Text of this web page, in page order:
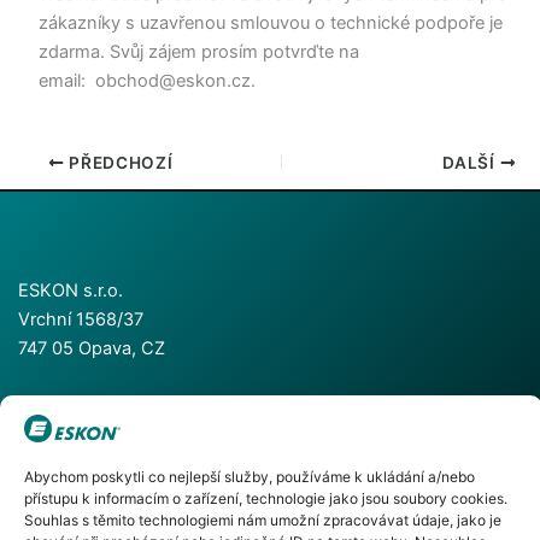
Abychom poskytli co nejlepší služby, používáme k ukládání a/nebo
přístupu k informacím o zařízení, technologie jako jsou soubory cookies.
Souhlas s těmito technologiemi nám umožní zpracovávat údaje, jako je
zákazníky s uzavřenou smlouvou o technické podpoře je
zdarma. Svůj zájem prosím potvrďte na
email: obchod@eskon.cz.
PŘEDCHOZÍ DALŠÍ
ESKON s.r.o.
Vrchní 1568/37
747 05 Opava, CZ
+420 553 786 811
info@eskon.cz